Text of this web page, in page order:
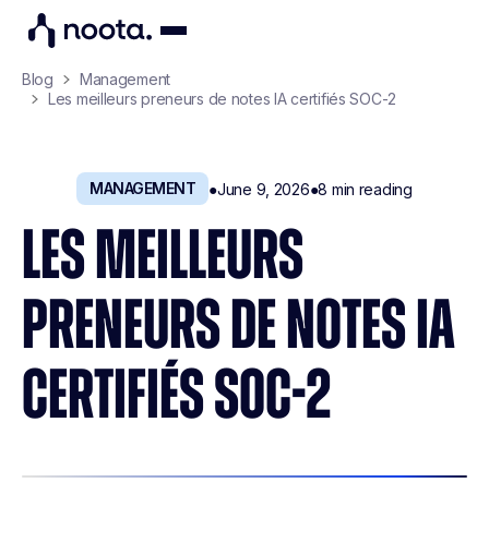
Blog
Management
Les meilleurs preneurs de notes IA certifiés SOC-2
MANAGEMENT ●June 9, 2026●8 min reading
LES MEILLEURS
PRENEURS DE NOTES IA
CERTIFIÉS SOC-2